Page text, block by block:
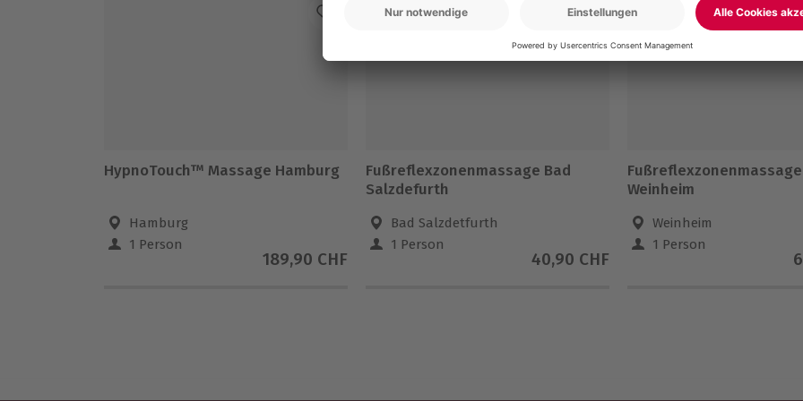
HypnoTouch™ Massage Hamburg
Hamburg
1 Person
189,90 CHF
Fußreflexzonenmassage Bad
Salzdefurth
Bad Salzdetfurth
1 Person
40,90 CHF
Fußreflexzonenmassage
Weinheim
Weinheim
1 Person